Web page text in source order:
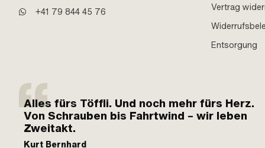
+41 79 844 45 76
Vertrag
Entsorgung
Alles fürs Töffli. Und noch mehr fürs Herz.
Von Schrauben bis Fahrtwind – wir leben
Zweitakt.
Kurt Bernhard